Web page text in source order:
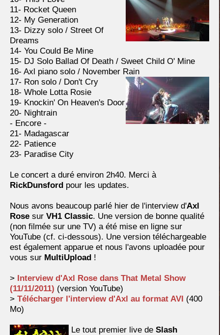
11- Rocket Queen
12- My Generation
13- Dizzy solo / Street Of
Dreams
14- You Could Be Mine
15- DJ Solo Ballad Of Death / Sweet Child O' Mine
16- Axl piano solo / November Rain
17- Ron solo / Don't Cry
18- Whole Lotta Rosie
19- Knockin' On Heaven's Door
20- Nightrain
- Encore -
21- Madagascar
22- Patience
23- Paradise City
Le concert a duré environ 2h40. Merci à
RickDunsford pour les updates.
Nous avons beaucoup parlé hier de l'interview d'Axl
Rose sur VH1 Classic. Une version de bonne qualité
(non filmée sur une TV) a été mise en ligne sur
YouTube (cf. ci-dessous). Une version téléchargeable
est également apparue et nous l'avons uploadée pour
vous sur MultiUpload !
> Interview d'Axl Rose dans That Metal Show
(11/11/2011) (version YouTube)
> Télécharger l'interview d'Axl au format AVI (400
Mo)
Le tout premier live de Slash